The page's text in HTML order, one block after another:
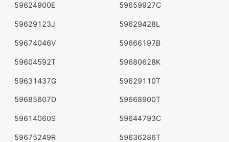
59624900E 59659927C
59629123J 59629428L
59674046V 59666197B
59604592T 59680628K
59631437G 59629110T
59685607D 59668900T
59614060S 59644793C
59675249R 59636286T